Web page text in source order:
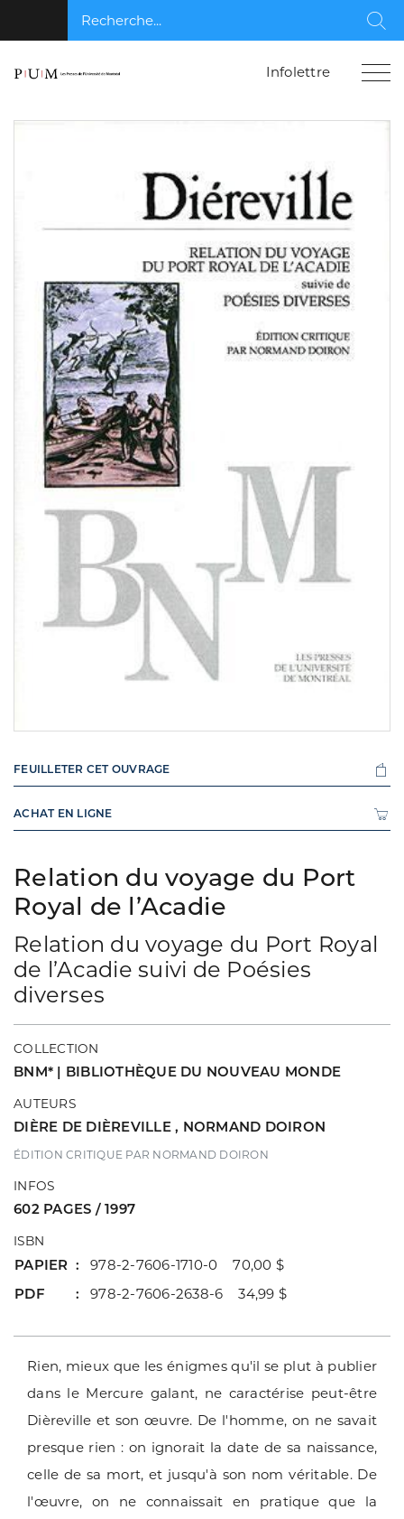
Recherche...
Infolettre
Relation du voyage du Port
Royal de l’Acadie
Relation du voyage du Port Royal
de l’Acadie suivi de Poésies
diverses
COLLECTION
BNM* | BIBLIOTHÈQUE DU NOUVEAU MONDE
AUTEURS
DIÈRE DE DIÈREVILLE , NORMAND DOIRON
ÉDITION CRITIQUE PAR NORMAND DOIRON
INFOS
602 PAGES / 1997
ISBN
PAPIER
978-2-7606-1710-0 70,00 $
PDF
978-2-7606-2638-6 34,99 $
Rien, mieux que les énigmes qu'il se plut à publier
dans le Mercure galant, ne caractérise peut-être
Dièreville et son œuvre. De l'homme, on ne savait
presque rien : on ignorait la date de sa naissance,
celle de sa mort, et jusqu'à son nom véritable. De
l'œuvre, on ne connaissait en pratique que la
FEUILLETER CET OUVRAGE
ACHAT EN LIGNE